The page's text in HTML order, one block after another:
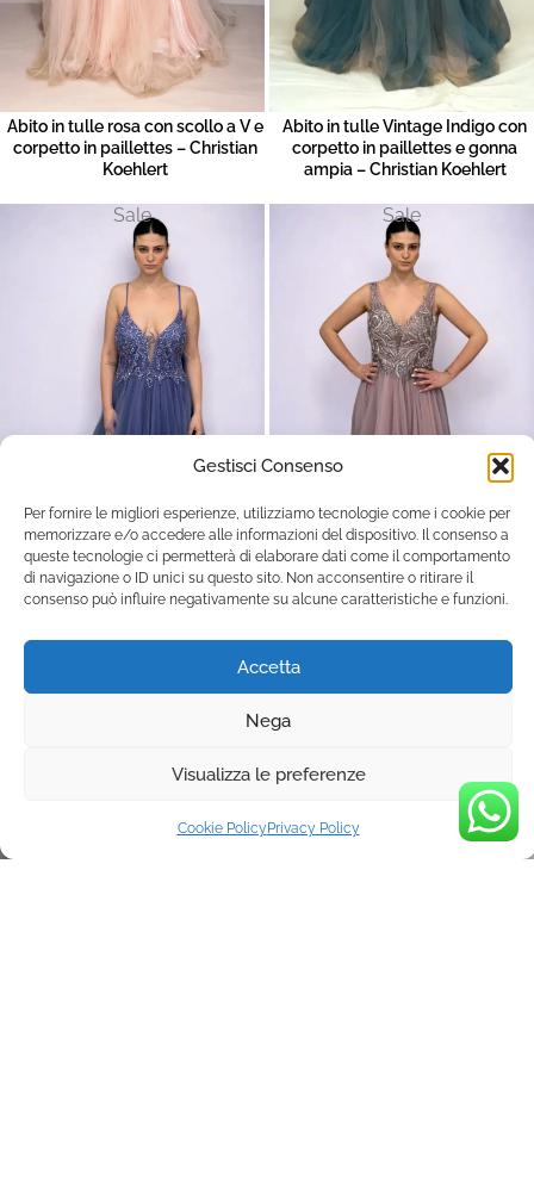
Gestisci Consenso
Per fornire le migliori esperienze, utilizziamo tecnologie come i cookie per
memorizzare e/o accedere alle informazioni del dispositivo. Il consenso a
queste tecnologie ci permetterà di elaborare dati come il comportamento
di navigazione o ID unici su questo sito. Non acconsentire o ritirare il
consenso può influire negativamente su alcune caratteristiche e funzioni.
Accetta
Nega
Visualizza le preferenze
Cookie Policy Privacy Policy
Abito in tulle rosa con scollo a V e
corpetto in paillettes – Christian
Koehlert
Abito in tulle Vintage Indigo con
corpetto in paillettes e gonna
ampia – Christian Koehlert
Sale
Abito in tulle viola con corpetto in
Sale
Abito in tulle viola con scollo a V